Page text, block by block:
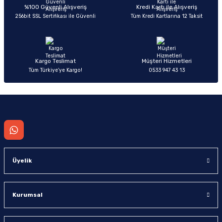
%100 Güvenli Alışveriş
256bit SSL Sertifikası ile Güvenli
Kredi Kartı ile Alışveriş
Tüm Kredi Kartlarına 12 Taksit
Kargo Teslimat
Tüm Türkiye’ye Kargo!
Müşteri Hizmetleri
0533 947 43 13
Üyelik
Kurumsal